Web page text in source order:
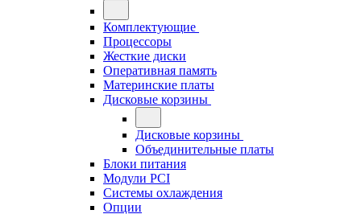
Комплектующие
Процессоры
Жесткие диски
Оперативная память
Материнские платы
Дисковые корзины
Дисковые корзины
Объединительные платы
Блоки питания
Модули PCI
Системы охлаждения
Опции